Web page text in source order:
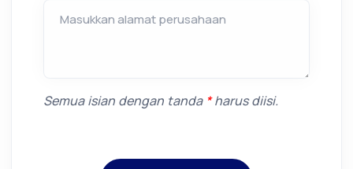
Semua isian dengan tanda *harus diisi.